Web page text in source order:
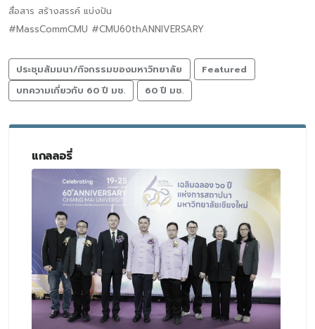
สื่อสาร สร้างสรรค์ แบ่งปัน
#MassCommCMU #CMU60thANNIVERSARY
ประชุมสัมมนา/กิจกรรมของมหาวิทยาลัย
Featured
บทความเกี่ยวกับ 60 ปี มช.
60 ปี มช.
แกลลอรี่